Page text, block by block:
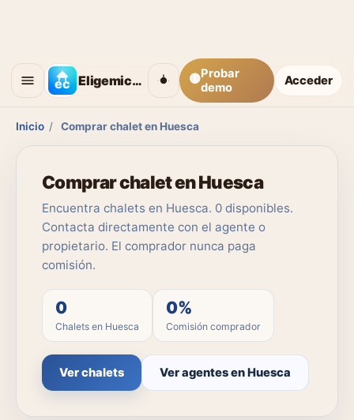
Eligemicasa 🟡Probar
demo
Acceder
Inicio / Comprar chalet en Huesca
Comprar chalet en Huesca
Encuentra chalets en Huesca. 0 disponibles.
Contacta directamente con el agente o
propietario. El comprador nunca paga
comisión.
0
Chalets en Huesca
0%
Comisión comprador
Ver chalets Ver agentes en Huesca